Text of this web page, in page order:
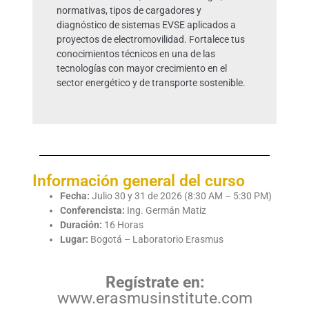
normativas, tipos de cargadores y
diagnóstico de sistemas EVSE aplicados a
proyectos de electromovilidad. Fortalece tus
conocimientos técnicos en una de las
tecnologías con mayor crecimiento en el
sector energético y de transporte sostenible.
Información general del curso
Fecha: Julio 30 y 31 de 2026 (8:30 AM – 5:30 PM)
Conferencista: Ing. Germán Matiz
Duración: 16 Horas
Lugar: Bogotá – Laboratorio Erasmus
Regístrate en:
www.erasmusinstitute.com